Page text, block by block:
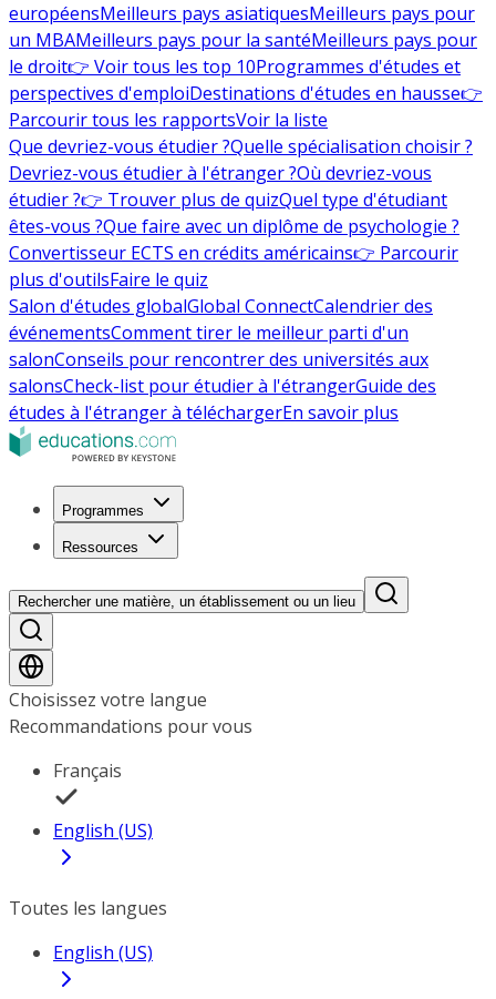
européensMeilleurs pays asiatiquesMeilleurs pays pour
un MBAMeilleurs pays pour la santéMeilleurs pays pour
le droit👉 Voir tous les top 10Programmes d'études et
perspectives d'emploiDestinations d'études en hausse👉
Parcourir tous les rapportsVoir la liste
Que devriez-vous étudier ?Quelle spécialisation choisir ?
Devriez-vous étudier à l'étranger ?Où devriez-vous
étudier ?👉 Trouver plus de quizQuel type d'étudiant
êtes-vous ?Que faire avec un diplôme de psychologie ?
Convertisseur ECTS en crédits américains👉 Parcourir
plus d'outilsFaire le quiz
Salon d'études globalGlobal ConnectCalendrier des
événementsComment tirer le meilleur parti d'un
salonConseils pour rencontrer des universités aux
salonsCheck-list pour étudier à l'étrangerGuide des
études à l'étranger à téléchargerEn savoir plus
Programmes
Ressources
Rechercher une matière, un établissement ou un lieu
Choisissez votre langue
Recommandations pour vous
Français
English (US)
Toutes les langues
English (US)